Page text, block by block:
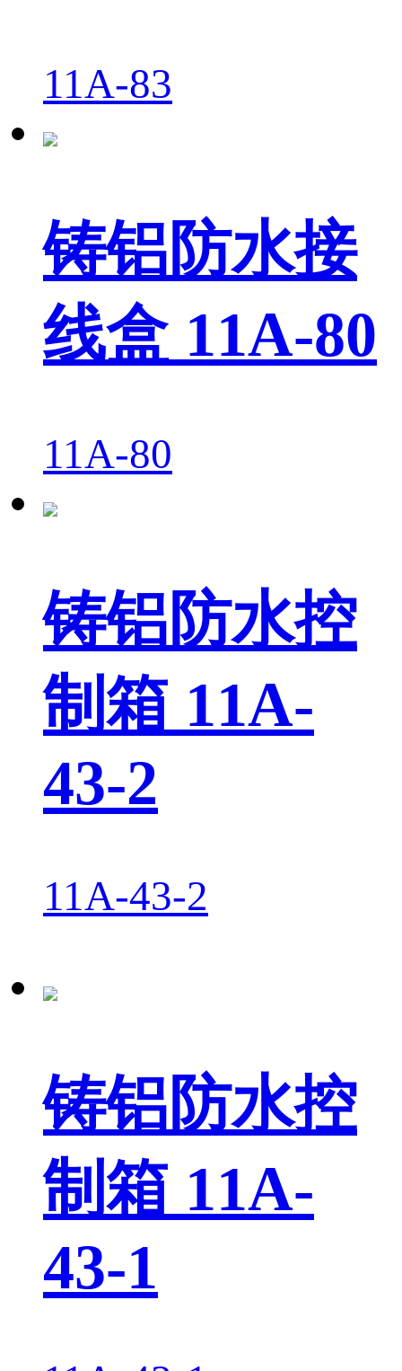
11A-83
铸铝防水接
线盒 11A-80
11A-80
铸铝防水控
制箱 11A-
43-2
11A-43-2
铸铝防水控
制箱 11A-
43-1